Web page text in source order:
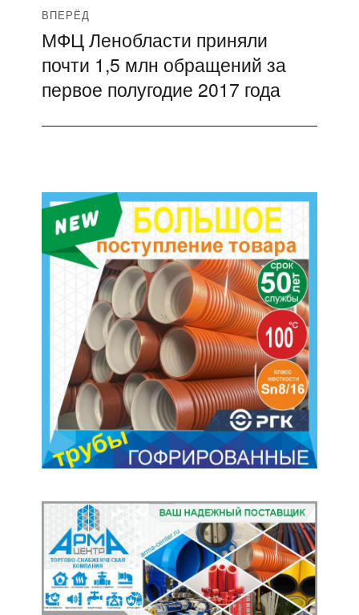
ВПЕРЁД
Следующая
запись:
МФЦ Ленобласти приняли
почти 1,5 млн обращений за
первое полугодие 2017 года